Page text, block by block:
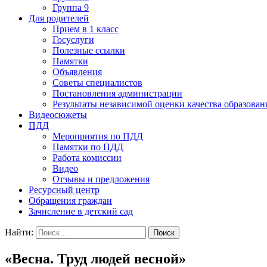
Группа 9
Для родителей
Прием в 1 класс
Госуслуги
Полезные ссылки
Памятки
Объявления
Советы специалистов
Постановления администрации
Результаты независимой оценки качества
Видеосюжеты
ПДД
Мероприятия по ПДД
Памятки по ПДД
Работа комиссии
Видео
Отзывы и предложения
Ресурсный центр
Обращения граждан
Зачисление в детский сад
Найти:
«Весна. Труд людей весной»